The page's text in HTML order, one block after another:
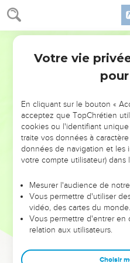
NE MANQUEZ
DE
ET SI LEURS ERREURS
leur foi ou leur vision. Mais on
et les saisons difficiles qu'ils
sont elles qui
Dans cette conférence,
clés pour avancer avec plus
Votre vie
En cliquant sur le bouton «
acceptez que TopChrétien
cookies ou l'identifiant
traite vos données à
données de navigation et les
votre compte utilisateur) dans
Mesurer l'audience de
Vous permettre d'utiliser
vidéo, des cartes du
Vous permettre d'entrer en
relation aux utilisateurs.
Choisir